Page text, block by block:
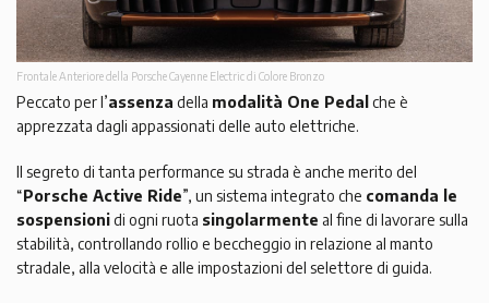
Frontale Anteriore della Porsche Cayenne Electric di Colore Bronzo
Peccato per l’assenza della modalità One Pedal che è
apprezzata dagli appassionati delle auto elettriche.
Il segreto di tanta performance su strada è anche merito del
“Porsche Active Ride”, un sistema integrato che comanda le
sospensionidi ogni ruota singolarmente al fine di lavorare sulla
stabilità, controllando rollio e beccheggio in relazione al manto
stradale, alla velocità e alle impostazioni del selettore di guida.